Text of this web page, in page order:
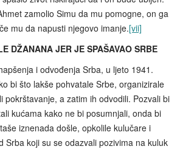
zamolio Simu da mu pomogne, on ga
mu da napusti njegovo imanje.[vii]
DŽANANA JER JE SPAŠAVAO SRBE
i odvođenja Srba, u ljeto 1941.
bi što lakše pohvatale Srbe, organizirale
pokrštavanje, a zatim ih odvodili. Pozvali bi
kućama kako ne bi posumnjali, onda bi
iznenada došle, opkolile kulučare i
Srba koji su se odazvali pozivima na kuluk